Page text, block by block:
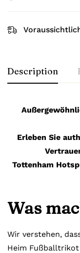
Description
Erleben Sie
Tottenham
Was
Wir verstehen,
Heim